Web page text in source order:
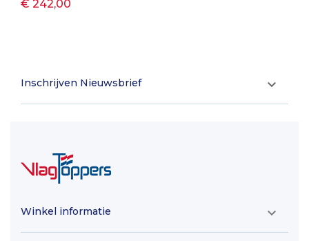
€ 242,00
Inschrijven Nieuwsbrief 
Winkel informatie 